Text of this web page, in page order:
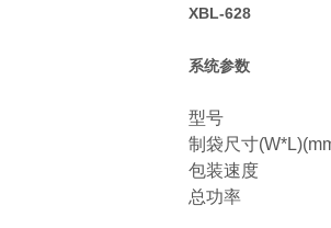
XBL-628
系统参数
型号
制袋尺寸
包装速度
总功率